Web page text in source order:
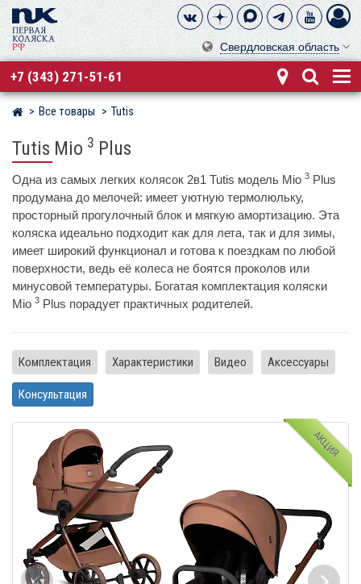
Свердловская область
+7 (343) 271-51-61
Магазин детских колясок
Все товары Tutis
Tutis Mio 3 Plus
Одна из самых легких колясок 2в1 Tutis модель Mio 3 Plus
продумана до мелочей: имеет уютную термолюльку,
просторный прогулочный блок и мягкую амортизацию. Эта
коляска идеально подходит как для лета, так и для зимы,
имеет широкий функционал и готова к поездкам по любой
поверхности, ведь её колеса не боятся проколов или
минусовой температуры. Богатая комплектация коляски
Mio 3 Plus порадует практичных родителей.
Комплектация Характеристики Видео Аксессуары
Консультация
АКЦИЯ